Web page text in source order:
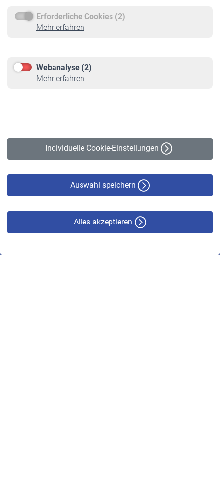
Erforderliche Cookies (2)
Mehr erfahren
Webanalyse (2)
Mehr erfahren
Individuelle Cookie-Einstellungen
Auswahl speichern
Alles akzeptieren
Service
Informationen
Online-Rechner
VBLnewsletter
Erklärung zur Barrierefreiheit
© VBL 2026